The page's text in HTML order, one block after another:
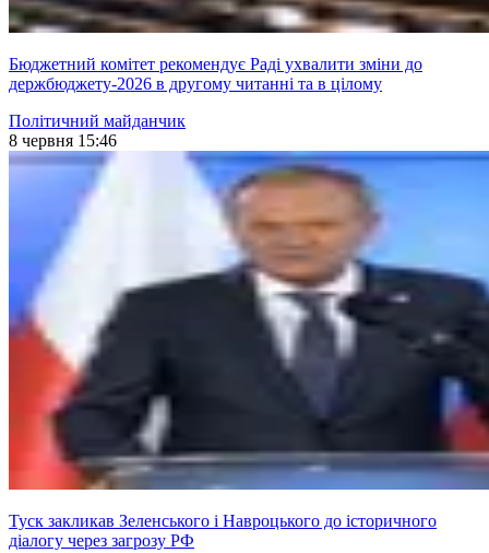
Бюджетний комітет рекомендує Раді ухвалити зміни до
держбюджету-2026 в другому читанні та в цілому
Політичний майданчик
8 червня 15:46
Туск закликав Зеленського і Навроцького до історичного
діалогу через загрозу РФ